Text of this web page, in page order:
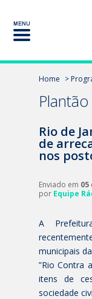
Home >
Rio de
de
nos
Enviado em 05
por Equipe
A
municipais
”Rio Contra
itens de
sociedade